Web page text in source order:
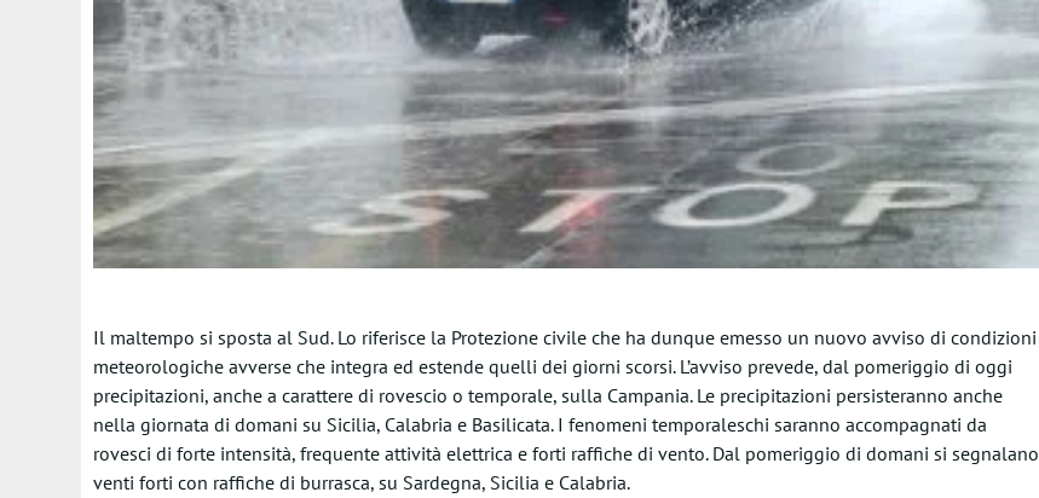
Il maltempo si sposta al Sud. Lo riferisce la Protezione civile che ha dunque emesso un nuovo avviso di condizioni
meteorologiche avverse che integra ed estende quelli dei giorni scorsi. L’avviso prevede, dal pomeriggio di oggi
precipitazioni, anche a carattere di rovescio o temporale, sulla Campania. Le precipitazioni persisteranno anche
nella giornata di domani su Sicilia, Calabria e Basilicata. I fenomeni temporaleschi saranno accompagnati da
rovesci di forte intensità, frequente attività elettrica e forti raffiche di vento. Dal pomeriggio di domani si segnalano
venti forti con raffiche di burrasca, su Sardegna, Sicilia e Calabria.